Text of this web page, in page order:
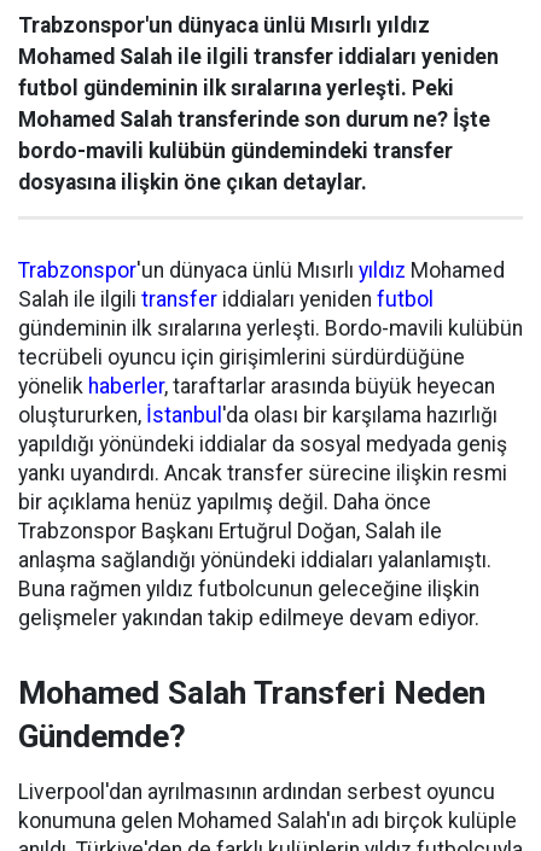
Trabzonspor'un dünyaca ünlü Mısırlı yıldız
Mohamed Salah ile ilgili transfer iddiaları yeniden
futbol gündeminin ilk sıralarına yerleşti. Peki
Mohamed Salah transferinde son durum ne? İşte
bordo-mavili kulübün gündemindeki transfer
dosyasına ilişkin öne çıkan detaylar.
Trabzonspor'un dünyaca ünlü Mısırlı yıldız Mohamed
Salah ile ilgili transfer iddiaları yeniden futbol
gündeminin ilk sıralarına yerleşti. Bordo-mavili kulübün
tecrübeli oyuncu için girişimlerini sürdürdüğüne
yönelik haberler, taraftarlar arasında büyük heyecan
oluştururken, İstanbul 'da olası bir karşılama hazırlığı
yapıldığı yönündeki iddialar da sosyal medyada geniş
yankı uyandırdı. Ancak transfer sürecine ilişkin resmi
bir açıklama henüz yapılmış değil. Daha önce
Trabzonspor Başkanı Ertuğrul Doğan, Salah ile
anlaşma sağlandığı yönündeki iddiaları yalanlamıştı.
Buna rağmen yıldız futbolcunun geleceğine ilişkin
gelişmeler yakından takip edilmeye devam ediyor.
Mohamed Salah Transferi Neden
Gündemde?
Liverpool'dan ayrılmasının ardından serbest oyuncu
konumuna gelen Mohamed Salah'ın adı birçok kulüple